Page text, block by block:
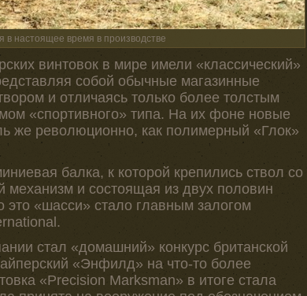
в настоящее время в производстве
винтовок в мире имели «классический»
собой обычные магазинные
и отличаясь только более толстым
«спортивного» типа. На их фоне новые
же революционно, как полимерный «Глок»
балка, к которой крепились ствол со
механизм и состоящая из двух половин
это «шасси» стало главным залогом
стал «домашний» конкурс британской
«Энфилд» на что-то более
«Precision Marksman» в итоге стала